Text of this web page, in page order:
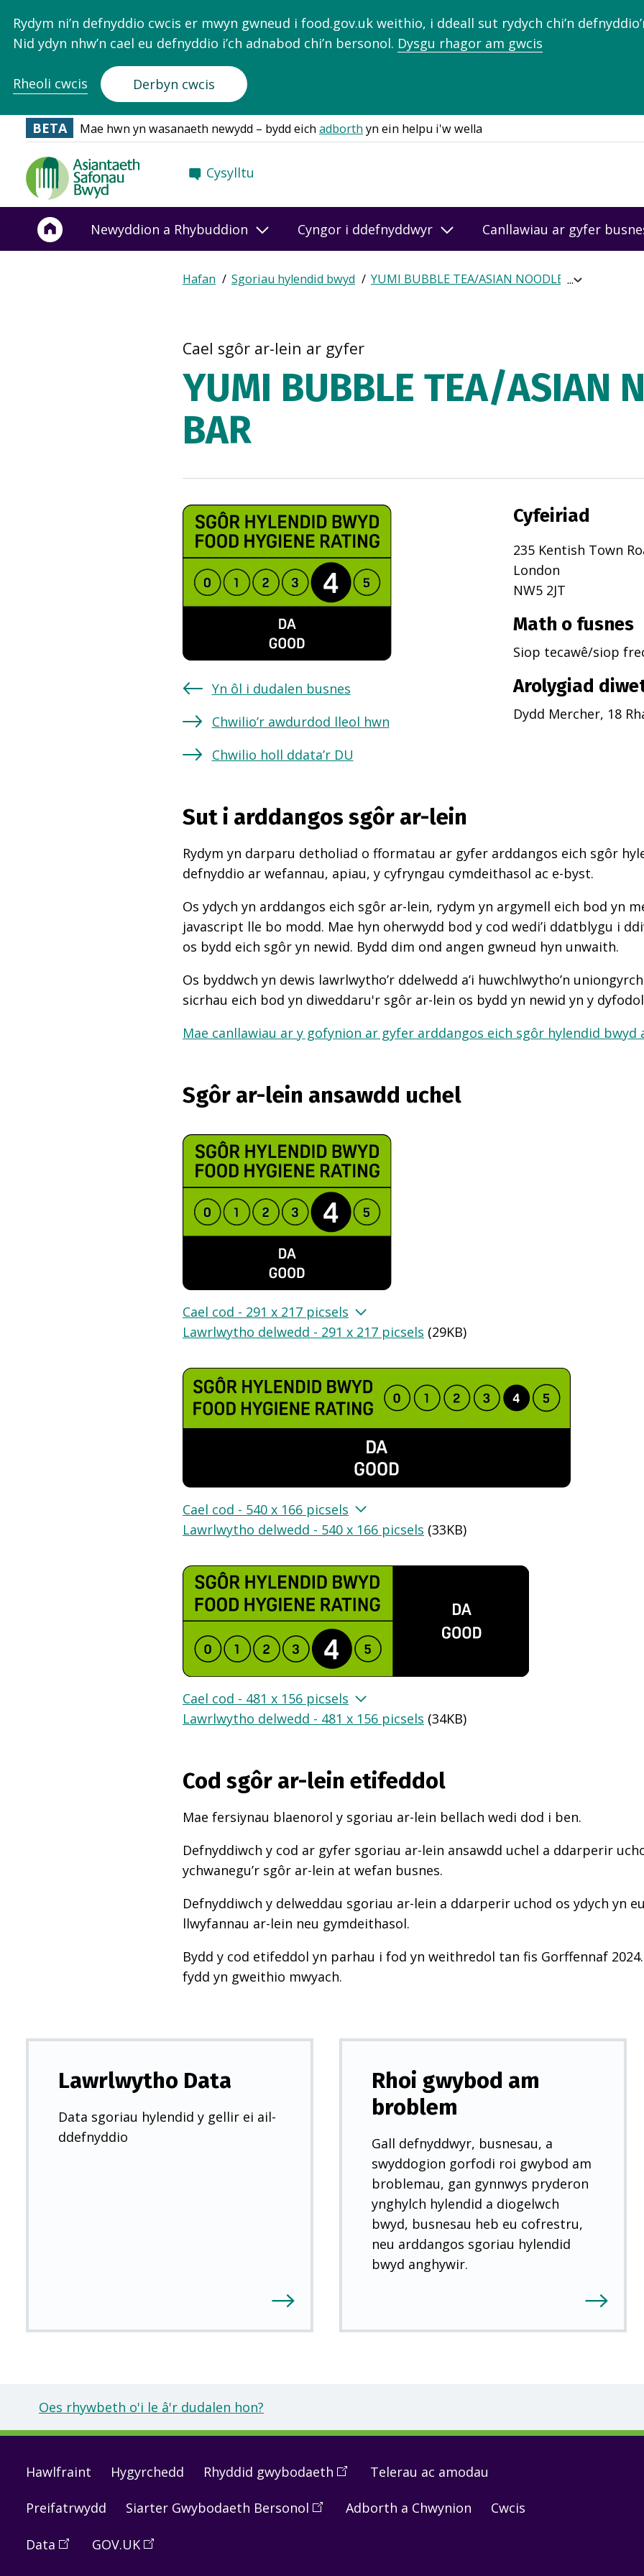
Rydym ni’n defnyddio cwcis er mwyn gwneud i food.gov.uk weithio, i ddeall sut rydych chi’n
Nid ydyn nhw’n cael eu defnyddio i’ch adnabod chi’n bersonol. Dysgu rhagor am gwcis
Rheoli cwcis Derbyn cwcis
BETA Mae hwn yn wasanaeth newydd – bydd eich adborth yn ein helpu i'w wella
Food
Standards
Agency
Frontpage
Cysylltu
Newyddion a Rhybuddion Cyngor i ddefnyddwyr Canllawiau ar gyfer
Breadcrumb
Expand
Hafan Sgoriau hylendid bwyd YUMI BUBBLE TEA/ASIAN NOODLE BAR
Cael sgôr ar-lein ar gyfer
YUMI BUBBLE TEA/ASIAN
BAR
Yn ôl i dudalen busnes
Chwilio’r awdurdod lleol hwn
Chwilio holl ddata’r DU
Cyfeiriad
235 Kentish Town
London
NW5 2JT
Math o fusnes
Siop tecawê/siop
Arolygiad
Dydd Mercher, 18
Sut i arddangos sgôr ar-lein
Rydym yn darparu detholiad o fformatau ar gyfer arddangos eich sgôr
defnyddio ar wefannau, apiau, y cyfryngau cymdeithasol ac e-byst.
Os ydych yn arddangos eich sgôr ar-lein, rydym yn argymell eich bod yn
javascript lle bo modd. Mae hyn oherwydd bod y cod wedi’i ddatblygu i
os bydd eich sgôr yn newid. Bydd dim ond angen gwneud hyn unwaith.
Os byddwch yn dewis lawrlwytho’r ddelwedd a’i huwchlwytho’n
sicrhau eich bod yn diweddaru'r sgôr ar-lein os bydd yn newid yn y
Mae canllawiau ar y gofynion ar gyfer arddangos eich sgôr hylendid bwyd
Sgôr ar-lein ansawdd uchel
Cael cod - 291 x 217 picsels
Lawrlwytho delwedd - 291 x 217 picsels (29KB)
Cael cod - 540 x 166 picsels
Lawrlwytho delwedd - 540 x 166 picsels (33KB)
Cael cod - 481 x 156 picsels
Lawrlwytho delwedd - 481 x 156 picsels (34KB)
Cod sgôr ar-lein etifeddol
Mae fersiynau blaenorol y sgoriau ar-lein bellach wedi dod i ben.
Defnyddiwch y cod ar gyfer sgoriau ar-lein ansawdd uchel a ddarperir
ychwanegu’r sgôr ar-lein at wefan busnes.
Defnyddiwch y delweddau sgoriau ar-lein a ddarperir uchod os ydych yn
llwyfannau ar-lein neu gymdeithasol.
Bydd y cod etifeddol yn parhau i fod yn weithredol tan fis Gorffennaf
fydd yn gweithio mwyach.
Lawrlwytho Data
Data sgoriau hylendid y gellir ei ail-
ddefnyddio
Rhoi gwybod am
broblem
Gall defnyddwyr, busnesau, a
swyddogion gorfodi roi gwybod am
broblemau, gan gynnwys pryderon
ynghylch hylendid a diogelwch
bwyd, busnesau heb eu cofrestru,
neu arddangos sgoriau hylendid
bwyd anghywir.
Oes rhywbeth o'i le â'r dudalen hon?
Footer
links
Hawlfraint Hygyrchedd Rhyddid gwybodaeth (OpenTelerau ac amodau
Preifatrwydd Siarter Gwybodaeth Bersonol (OpenAdborth a Chwynion Cwcis
Data (OpenGOV.UK (Open